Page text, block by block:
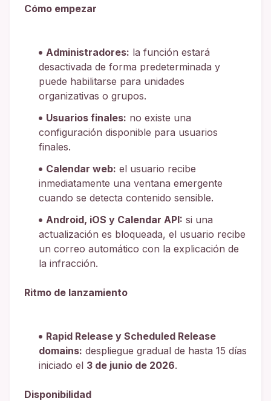
Cómo empezar
Administradores: la función estará
desactivada de forma predeterminada y
puede habilitarse para unidades
organizativas o grupos.
Usuarios finales: no existe una
configuración disponible para usuarios
finales.
Calendar web: el usuario recibe
inmediatamente una ventana emergente
cuando se detecta contenido sensible.
Android, iOS y Calendar API: si una
actualización es bloqueada, el usuario recibe
un correo automático con la explicación de
la infracción.
Ritmo de lanzamiento
Rapid Release y Scheduled Release
domains: despliegue gradual de hasta 15 días
iniciado el 3 de junio de 2026.
Disponibilidad